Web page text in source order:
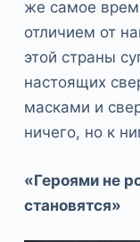
же самое
отличием от
этой страны
настоящих
масками и
ничего, но к
«Героями не
становятся»